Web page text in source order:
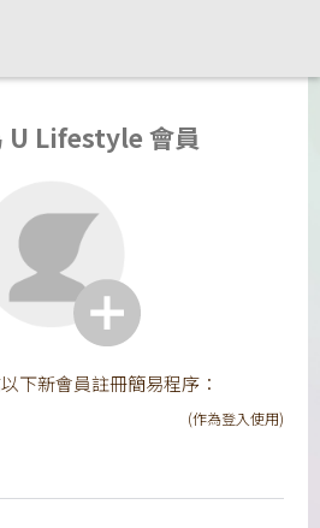
U Lifestyle 會員
下新會員註冊簡易程序：
(作為登入使用)